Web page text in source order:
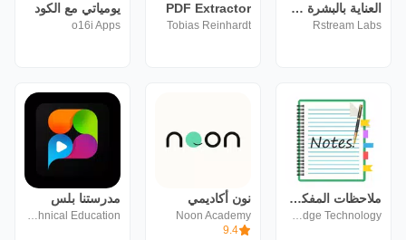
العناية بالبشرة والوجه
Rstream Labs
PDF Extractor
Tobias Reinhardt
يومياتي مع الكود
o16i Apps
ملاحظات المفكرة - تطبيق تذكير
Dreams Edge Technology
نون أكاديمي
Noon Academy
9.4
مدرستنا بلس
Ministry of Education and Technical Education